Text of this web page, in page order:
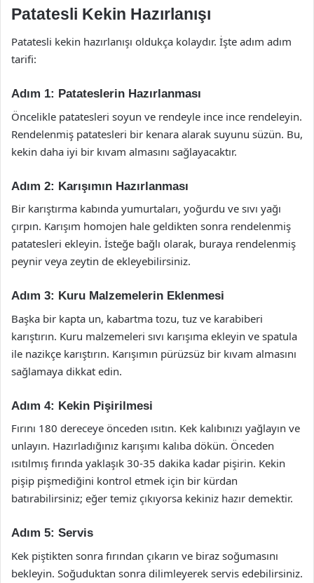
Patatesli Kekin Hazırlanışı
Patatesli kekin hazırlanışı oldukça kolaydır. İşte adım adım
tarifi:
Adım 1: Patateslerin Hazırlanması
Öncelikle patatesleri soyun ve rendeyle ince ince rendeleyin.
Rendelenmiş patatesleri bir kenara alarak suyunu süzün. Bu,
kekin daha iyi bir kıvam almasını sağlayacaktır.
Adım 2: Karışımın Hazırlanması
Bir karıştırma kabında yumurtaları, yoğurdu ve sıvı yağı
çırpın. Karışım homojen hale geldikten sonra rendelenmiş
patatesleri ekleyin. İsteğe bağlı olarak, buraya rendelenmiş
peynir veya zeytin de ekleyebilirsiniz.
Adım 3: Kuru Malzemelerin Eklenmesi
Başka bir kapta un, kabartma tozu, tuz ve karabiberi
karıştırın. Kuru malzemeleri sıvı karışıma ekleyin ve spatula
ile nazikçe karıştırın. Karışımın pürüzsüz bir kıvam almasını
sağlamaya dikkat edin.
Adım 4: Kekin Pişirilmesi
Fırını 180 dereceye önceden ısıtın. Kek kalıbınızı yağlayın ve
unlayın. Hazırladığınız karışımı kalıba dökün. Önceden
ısıtılmış fırında yaklaşık 30-35 dakika kadar pişirin. Kekin
pişip pişmediğini kontrol etmek için bir kürdan
batırabilirsiniz; eğer temiz çıkıyorsa kekiniz hazır demektir.
Adım 5: Servis
Kek piştikten sonra fırından çıkarın ve biraz soğumasını
bekleyin. Soğuduktan sonra dilimleyerek servis edebilirsiniz.